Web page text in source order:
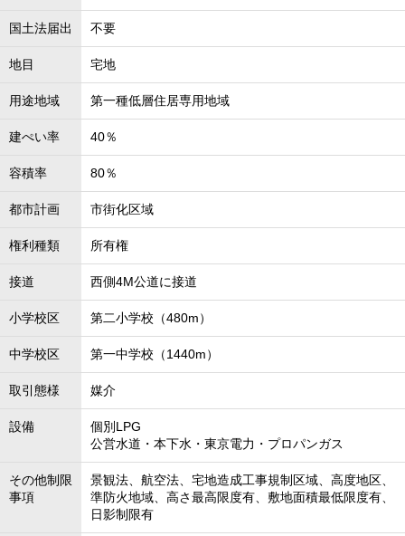
国土法届出 不要
地目 宅地
用途地域 第一種低層住居専用地域
建ぺい率 40％
容積率 80％
都市計画 市街化区域
権利種類 所有権
接道 西側4M公道に接道
小学校区 第二小学校（480m）
中学校区 第一中学校（1440m）
取引態様 媒介
設備
個別LPG
公営水道・本下水・東京電力・プロパンガス
その他制限
事項
景観法、航空法、宅地造成工事規制区域、高度地区、
準防火地域、高さ最高限度有、敷地面積最低限度有、
日影制限有